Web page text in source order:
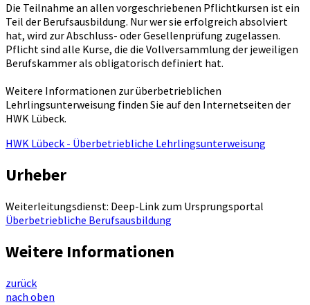
Die Teilnahme an allen vorgeschriebenen Pflichtkursen ist ein
Teil der Berufsausbildung. Nur wer sie erfolgreich absolviert
hat, wird zur Abschluss- oder Gesellenprüfung zugelassen.
Pflicht sind alle Kurse, die die Vollversammlung der jeweiligen
Berufskammer als obligatorisch definiert hat.
Weitere Informationen zur überbetrieblichen
Lehrlingsunterweisung finden Sie auf den Internetseiten der
HWK Lübeck.
HWK Lübeck - Überbetriebliche Lehrlingsunterweisung
Urheber
Weiterleitungsdienst: Deep-Link zum Ursprungsportal
Überbetriebliche Berufsausbildung
Weitere Informationen
zurück
nach oben